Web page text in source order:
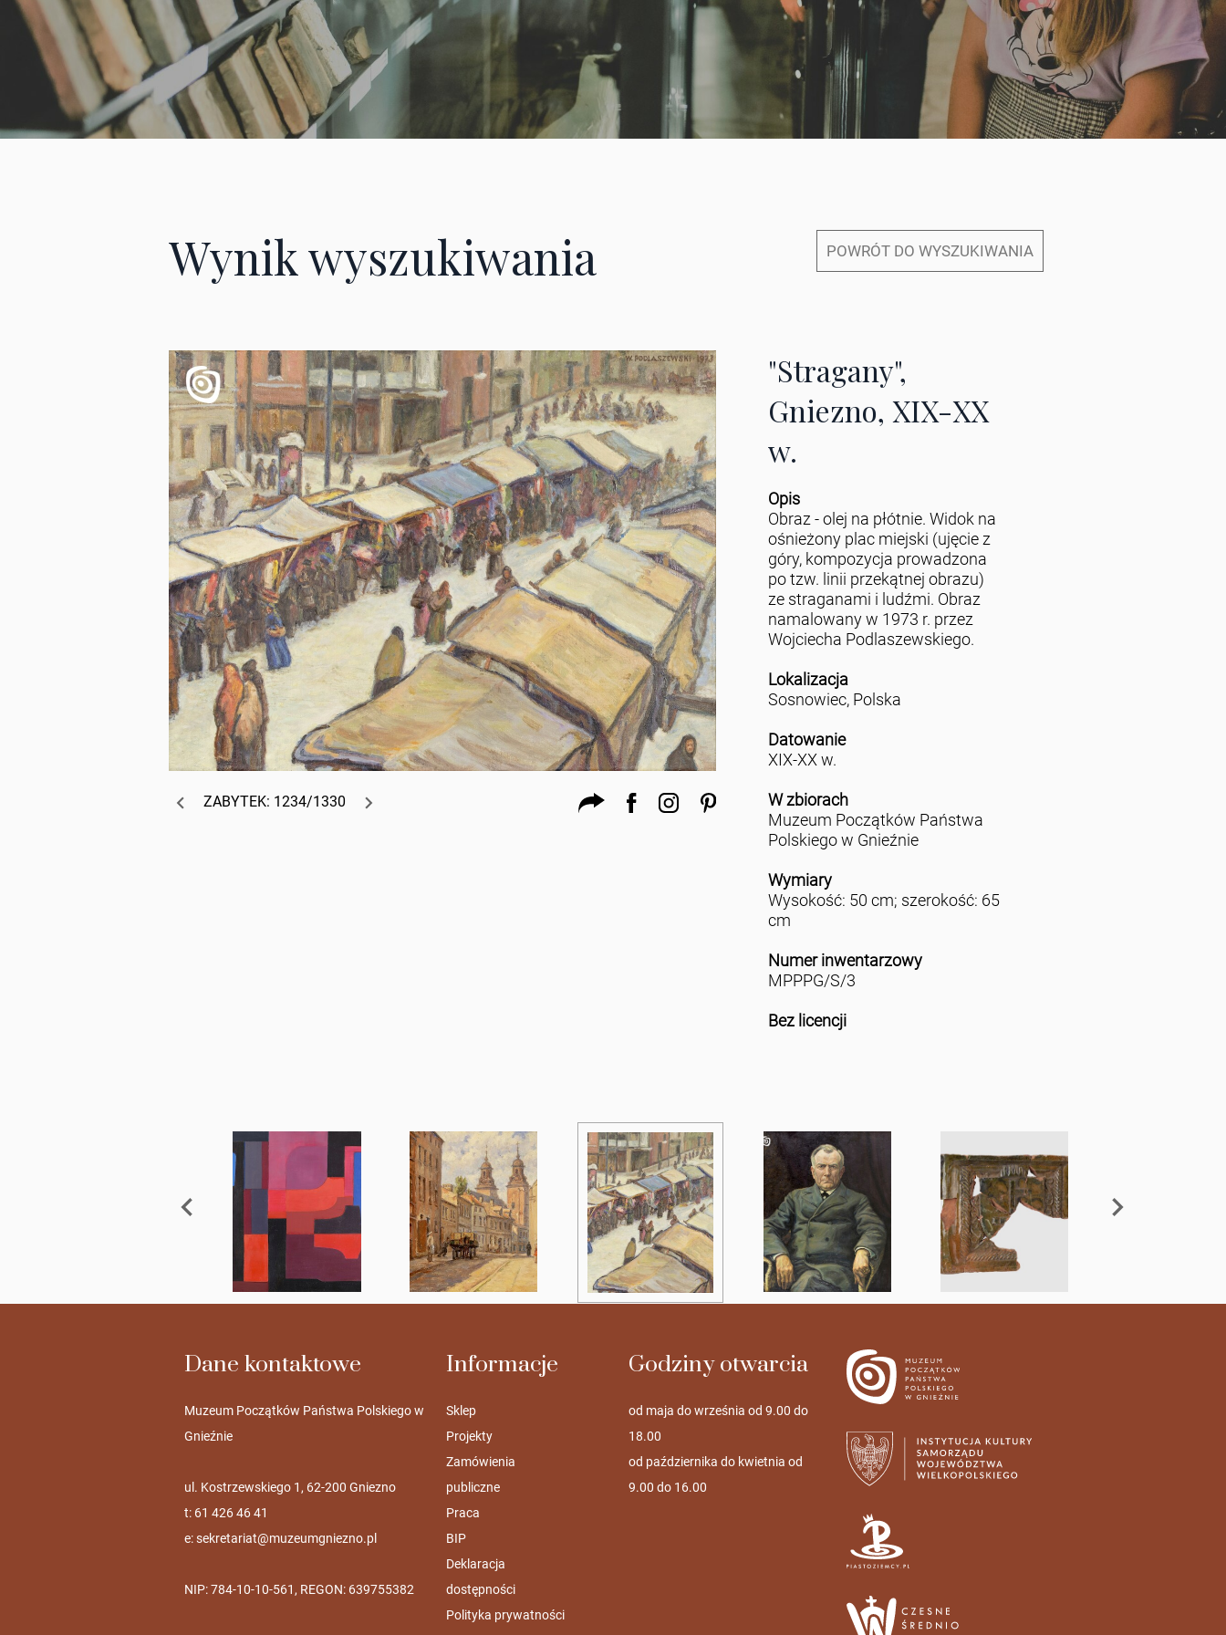
Wynik wyszukiwania POWRÓT DO WYSZUKIWANIA
ZABYTEK: 1234/1330
"Stragany",
Gniezno, XIX-XX
w.
Opis
Obraz - olej na płótnie. Widok na
ośnieżony plac miejski (ujęcie z
góry, kompozycja prowadzona
po tzw. linii przekątnej obrazu)
ze straganami i ludźmi. Obraz
namalowany w 1973 r. przez
Wojciecha Podlaszewskiego.
Lokalizacja
Sosnowiec, Polska
Datowanie
XIX-XX w.
W zbiorach
Muzeum Początków Państwa
Polskiego w Gnieźnie
Wymiary
Wysokość: 50 cm; szerokość: 65
cm
Numer inwentarzowy
MPPPG/S/3
Bez licencji
Dane kontaktowe
Muzeum Początków Państwa Polskiego w
Gnieźnie
ul. Kostrzewskiego 1, 62-200 Gniezno
t: 61 426 46 41
e:sekretariat@muzeumgniezno.pl
NIP: 784-10-10-561, REGON: 639755382
Informacje
Sklep
Projekty
Zamówienia
publiczne
Praca
BIP
Deklaracja
dostępności
Polityka prywatności
Godziny otwarcia
od maja do września od 9.00 do
18.00
od października do kwietnia od
9.00 do 16.00